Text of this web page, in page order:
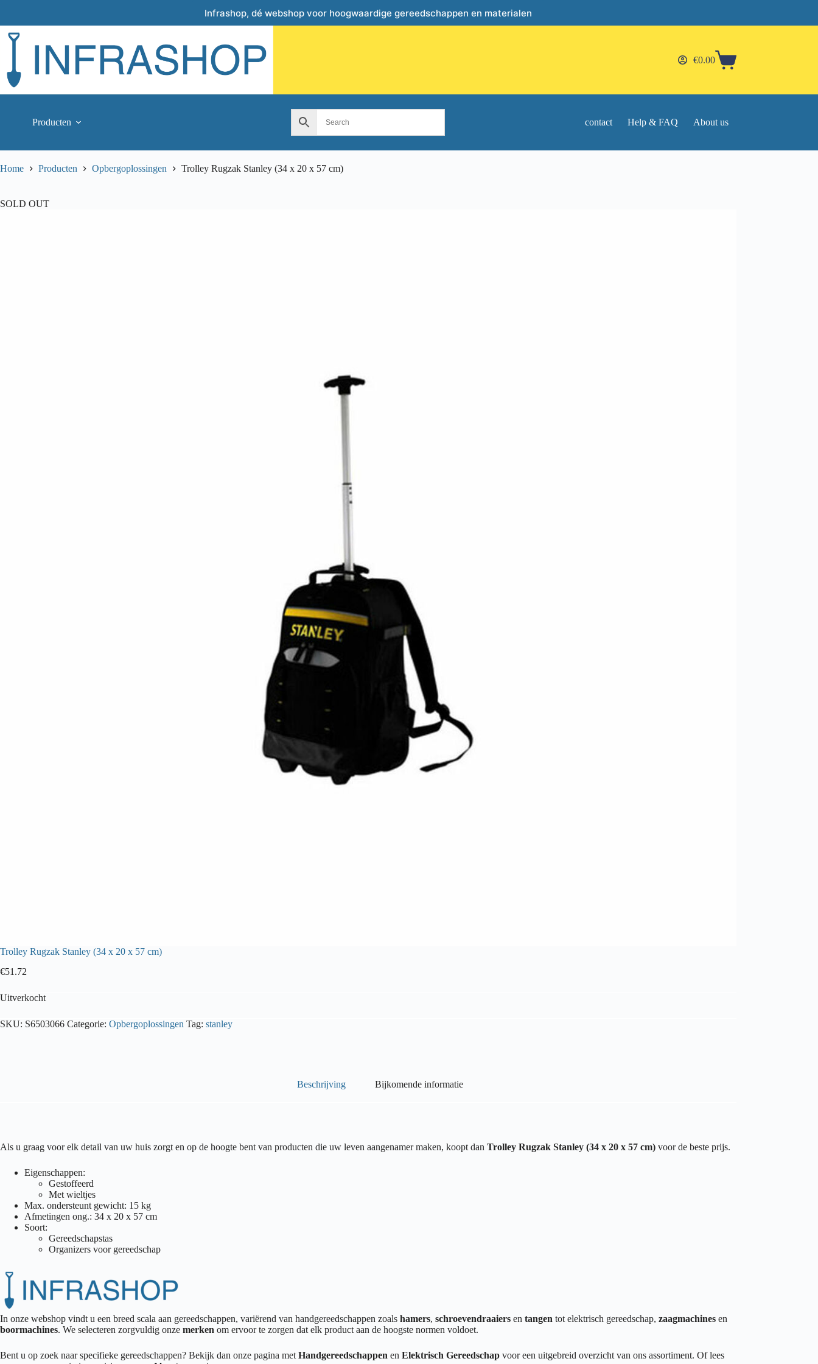
content
Infrashop, dé webshop voor hoogwaardige gereedschappen en materialen
Shopping
€0.00
Producten contact Help & FAQ About us
Home Producten Opbergoplossingen Trolley Rugzak Stanley (34 x 20 x 57 cm)
SOLD OUT
Trolley Rugzak Stanley (34 x 20 x 57 cm)
€51.72
Uitverkocht
SKU: S6503066 Categorie: Opbergoplossingen Tag: stanley
Beschrijving Bijkomende informatie
Als u graag voor elk detail van uw huis zorgt en op de hoogte bent van producten die uw leven aangenamer maken, koopt dan Trolley Rugzak Stanley (34 x 20 x 57 cm) voor de beste prijs.
Eigenschappen:
Gestoffeerd
Met wieltjes
Max. ondersteunt gewicht: 15 kg
Afmetingen ong.: 34 x 20 x 57 cm
Soort:
Gereedschapstas
Organizers voor gereedschap
In onze webshop vindt u een breed scala aan gereedschappen, variërend van handgereedschappen zoals hamers, schroevendraaiers en tangen tot elektrisch gereedschap, zaagmachines en
boormachines. We selecteren zorgvuldig onze merken om ervoor te zorgen dat elk product aan de hoogste normen voldoet.
Bent u op zoek naar specifieke gereedschappen? Bekijk dan onze pagina met Handgereedschappen en Elektrisch Gereedschap voor een uitgebreid overzicht van ons assortiment. Of lees